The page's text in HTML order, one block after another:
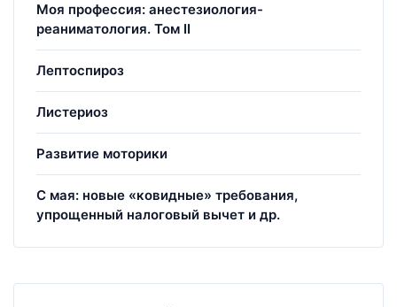
Моя профессия: анестезиология-
реаниматология. Том II
Лептоспироз
Листериоз
Развитие моторики
С мая: новые «ковидные» требования,
упрощенный налоговый вычет и др.